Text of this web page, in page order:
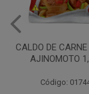
MOLHO DE
BONARE
Código: